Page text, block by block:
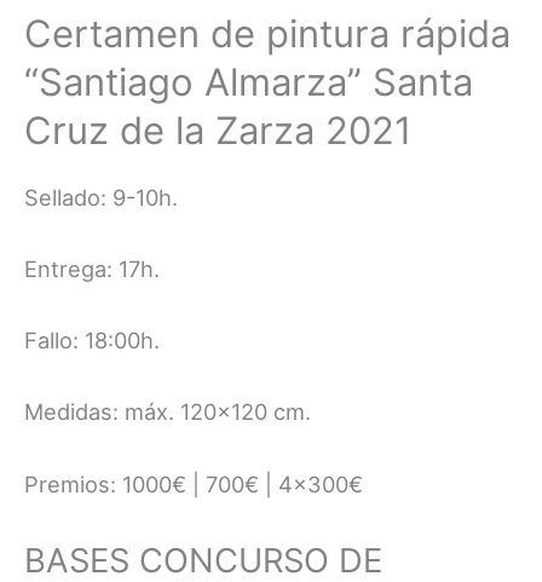
Certamen de pintura rápida
“Santiago Almarza” Santa
Cruz de la Zarza 2021
Sellado: 9-10h.
Entrega: 17h.
Fallo: 18:00h.
Medidas: máx. 120×120 cm.
Premios: 1000€ | 700€ | 4×300€
BASES CONCURSO DE